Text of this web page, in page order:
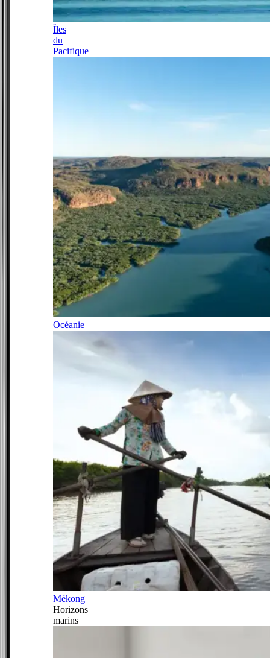
Îles
du
Pacifique
Océanie
Mékong
Horizons
marins